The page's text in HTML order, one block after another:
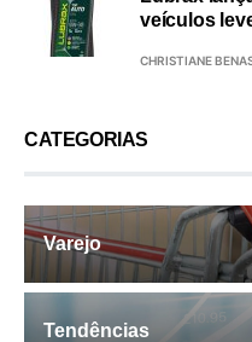
veículos
CHRISTIANE
CATEGORIAS
Varejo
Tendências